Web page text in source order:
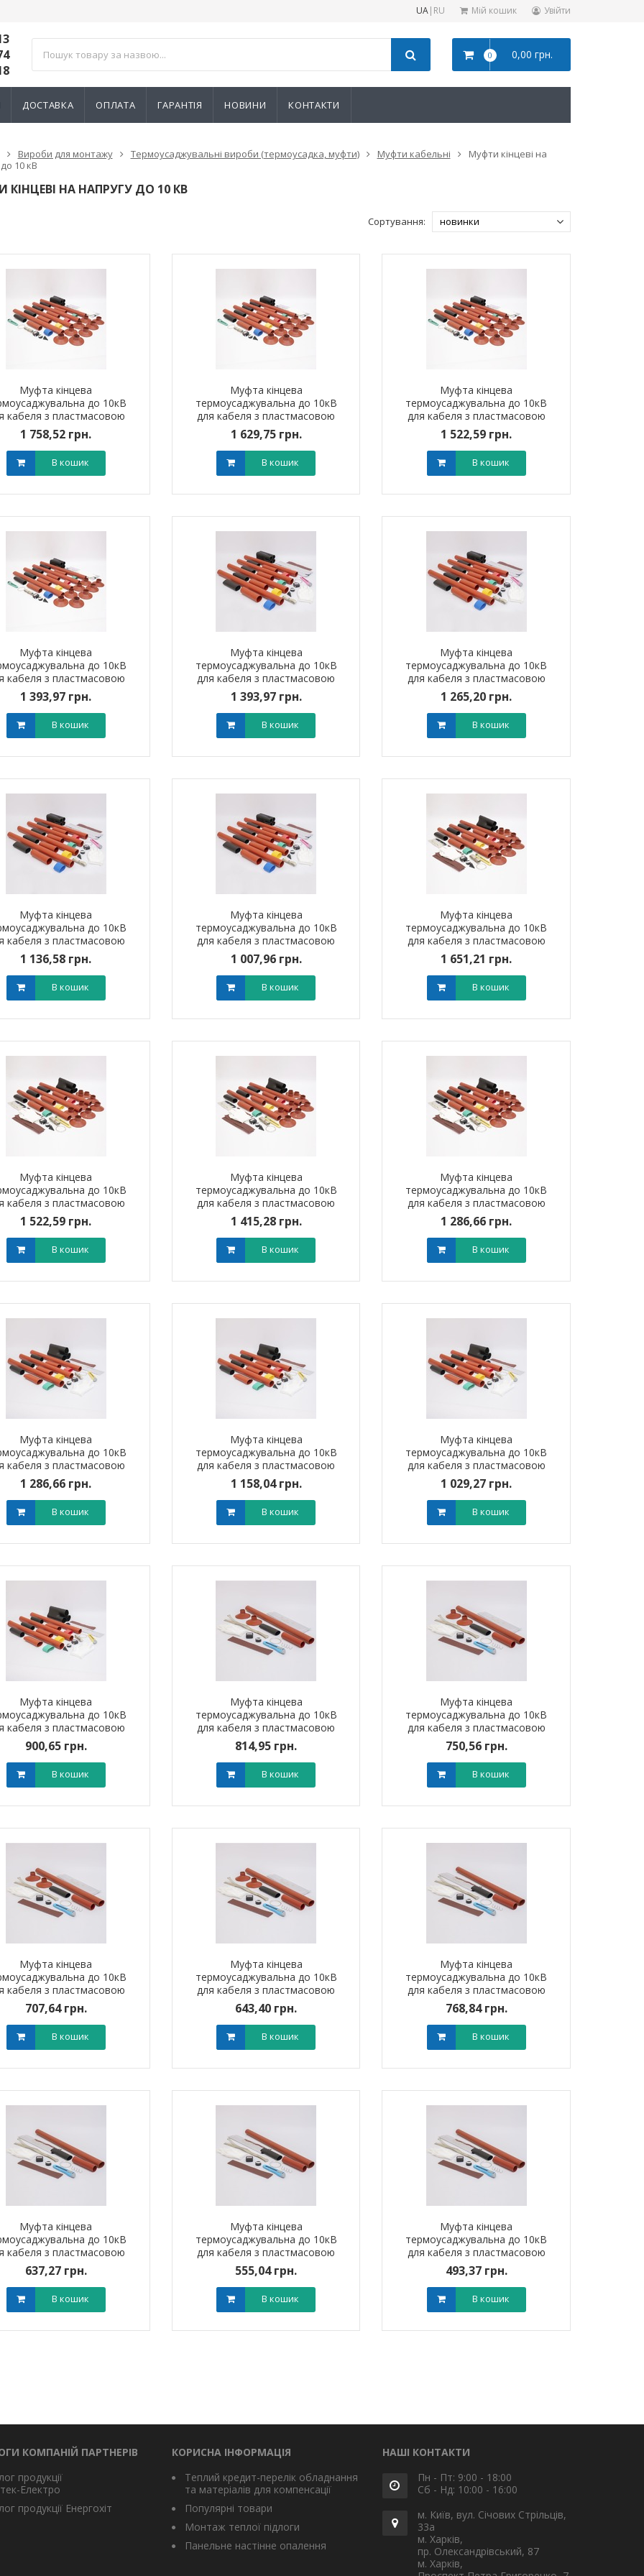
UA| RU Мій кошик Увійти
0 0,00 грн.
ДОСТАВКА ОПЛАТА ГАРАНТІЯ НОВИНИ КОНТАКТИ
NIK 2300
обл)
грн.
грн.
(Дніпропетровська обл)
мідно-
PBL 95 TAKEL
В кошик
Обплетення для кабелю
Наконечник штировий мідно-
алюмінієвий PBL 70 TAKEL
Обплетення для кабелю
WPET-5 LEE
В кошик
Вироби для монтажу Термоусаджувальні вироби (термоусадка, муфти) Муфти кабельні
Муфти кінцеві на
10 кВ
КІНЦЕВІ НА НАПРУГУ ДО 10 КВ
Сортування:
Муфта кінцева
до 10кВ
кабеля з пластмасовою
4ПКНтп10 (300-400
мм?) без наконечників
1 758,52 грн.
В кошик
Муфта кінцева
термоусаджувальна до 10кВ
для кабеля з пластмасовою
ізоляцією 4ПКНтп10 (150-240
мм?) без наконечників
1 629,75 грн.
В кошик
Муфта кінцева
термоусаджувальна до 10кВ
для кабеля з пластмасовою
ізоляцією 4ПКНтп10 (70-120
мм?) без наконечників
1 522,59 грн.
В кошик
Муфта кінцева
до 10кВ
кабеля з пластмасовою
4ПКНтп10 (25-50
мм?) без наконечників
1 393,97 грн.
В кошик
Муфта кінцева
термоусаджувальна до 10кВ
для кабеля з пластмасовою
ізоляцією 4ПКВтп10 (300-400
мм?) без наконечників
1 393,97 грн.
В кошик
Муфта кінцева
термоусаджувальна до 10кВ
для кабеля з пластмасовою
ізоляцією 4ПКВтп10 (150-240
мм?) без наконечників
1 265,20 грн.
В кошик
Муфта кінцева
до 10кВ
кабеля з пластмасовою
4ПКВтп10 (70-120
мм?) без наконечників
1 136,58 грн.
В кошик
Муфта кінцева
термоусаджувальна до 10кВ
для кабеля з пластмасовою
ізоляцією 4ПКВтп10 (25-50
мм?) без наконечників
1 007,96 грн.
В кошик
Муфта кінцева
термоусаджувальна до 10кВ
для кабеля з пластмасовою
ізоляцією 3ПКНтп10 (300-400
мм?) без наконечників
1 651,21 грн.
В кошик
Муфта кінцева
до 10кВ
кабеля з пластмасовою
3ПКНтп10 (150-240
мм?) без наконечників
1 522,59 грн.
В кошик
Муфта кінцева
термоусаджувальна до 10кВ
для кабеля з пластмасовою
ізоляцією 3ПКНтп10 (70-120
мм?) без наконечників
1 415,28 грн.
В кошик
Муфта кінцева
термоусаджувальна до 10кВ
для кабеля з пластмасовою
ізоляцією 3ПКНтп10 (25-50
мм?) без наконечників
1 286,66 грн.
В кошик
Муфта кінцева
до 10кВ
кабеля з пластмасовою
3ПКВтп10 (300-400
мм?) без наконечників
1 286,66 грн.
В кошик
Муфта кінцева
термоусаджувальна до 10кВ
для кабеля з пластмасовою
ізоляцією 3ПКВтп10 (150-240
мм?) без наконечників
1 158,04 грн.
В кошик
Муфта кінцева
термоусаджувальна до 10кВ
для кабеля з пластмасовою
ізоляцією 3ПКВтп10 (70-120
мм?) без наконечників
1 029,27 грн.
В кошик
Муфта кінцева
до 10кВ
кабеля з пластмасовою
3ПКВтп10 (25-50
мм?) без наконечників
900,65 грн.
В кошик
Муфта кінцева
термоусаджувальна до 10кВ
для кабеля з пластмасовою
ізоляцією 1ПКНт10 (300-400
мм?) без наконечників
814,95 грн.
В кошик
Муфта кінцева
термоусаджувальна до 10кВ
для кабеля з пластмасовою
ізоляцією 1ПКНт10 (150-240
мм?) без наконечників
750,56 грн.
В кошик
Муфта кінцева
до 10кВ
кабеля з пластмасовою
1ПКНт10 (70-120
мм?) без наконечників
707,64 грн.
В кошик
Муфта кінцева
термоусаджувальна до 10кВ
для кабеля з пластмасовою
ізоляцією 1ПКНт10 (25-50 мм?)
без наконечників
643,40 грн.
В кошик
Муфта кінцева
термоусаджувальна до 10кВ
для кабеля з пластмасовою
ізоляцією 1ПКВт10 (300-400
мм?) без наконечників
768,84 грн.
В кошик
Муфта кінцева
до 10кВ
кабеля з пластмасовою
1ПКВт10 (150-240
мм?) без наконечників
637,27 грн.
В кошик
Муфта кінцева
термоусаджувальна до 10кВ
для кабеля з пластмасовою
ізоляцією 1ПКВт10 (70-120
мм?) без наконечників
555,04 грн.
В кошик
Муфта кінцева
термоусаджувальна до 10кВ
для кабеля з пластмасовою
ізоляцією 1ПКВт10 (25-50 мм?)
без наконечників
493,37 грн.
В кошик
КОМПАНІЙ ПАРТНЕРІВ
продукції
Електро
продукції Енергохіт
КОРИСНА ІНФОРМАЦІЯ
Теплий кредит-перелік обладнання
та матеріалів для компенсації
Популярні товари
Монтаж теплої підлоги
Панельне настінне опалення
НАШІ КОНТАКТИ
Пн - Пт: 9:00 - 18:00
Сб - Нд: 10:00 - 16:00
м. Київ, вул. Січових Стрільців,
33а
м. Харків,
пр. Олександрівський, 87
м. Харків,